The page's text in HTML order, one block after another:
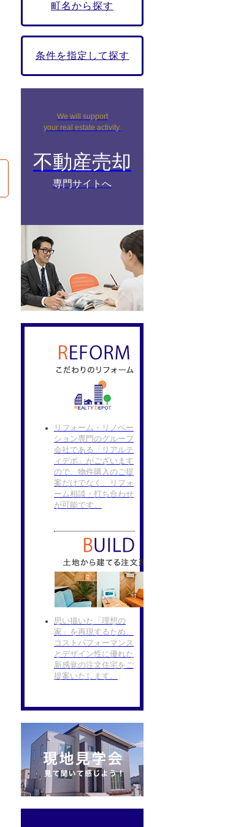
町名から探す
条件を指定して探す
We will support
your real estate activity.
不動産売却
専門サイトへ
リフォーム・リノベー
ション専門のグループ
会社である「リアルテ
ィデポ」がございます
ので、物件購入のご提
案だけでなく、リフォ
ーム相談・打ち合わせ
が可能です。
思い描いた「理想の
家」を再現するため、
コストパフォーマンス
とデザイン性に優れた
新感覚の注文住宅をご
提案いたします。